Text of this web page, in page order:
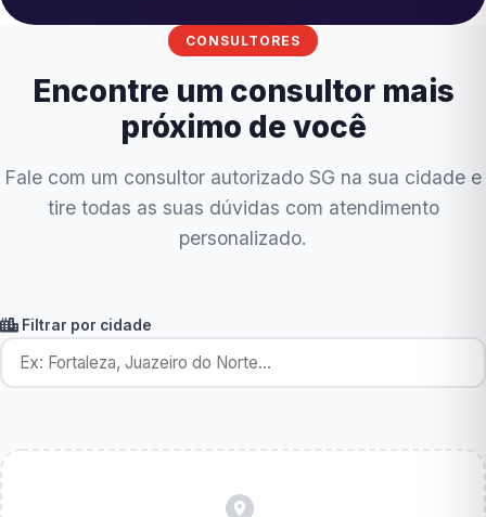
CONSULTORES
Encontre um consultor mais
próximo de você
Fale com um consultor autorizado SG na sua cidade e
tire todas as suas dúvidas com atendimento
personalizado.
Filtrar por cidade